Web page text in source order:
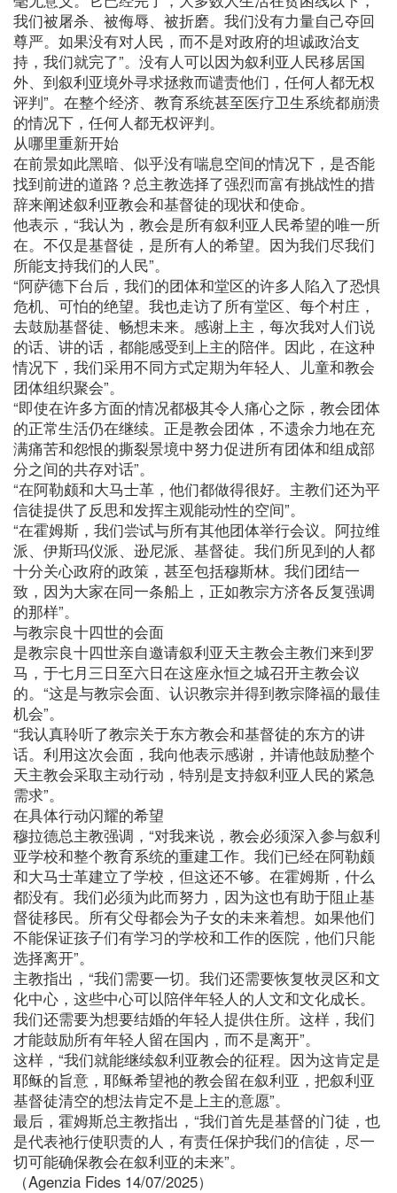
我们被屠杀、被侮辱、被折磨。我们没有力量自己夺回
尊严。如果没有对人民，而不是对政府的坦诚政治支
持，我们就完了”。没有人可以因为叙利亚人民移居国
外、到叙利亚境外寻求拯救而谴责他们，任何人都无权
评判”。在整个经济、教育系统甚至医疗卫生系统都崩溃
的情况下，任何人都无权评判。
从哪里重新开始
在前景如此黑暗、似乎没有喘息空间的情况下，是否能
找到前进的道路？总主教选择了强烈而富有挑战性的措
辞来阐述叙利亚教会和基督徒的现状和使命。
他表示，“我认为，教会是所有叙利亚人民希望的唯一所
在。不仅是基督徒，是所有人的希望。因为我们尽我们
所能支持我们的人民”。
“阿萨德下台后，我们的团体和堂区的许多人陷入了恐惧
危机、可怕的绝望。我也走访了所有堂区、每个村庄，
去鼓励基督徒、畅想未来。感谢上主，每次我对人们说
的话、讲的话，都能感受到上主的陪伴。因此，在这种
情况下，我们采用不同方式定期为年轻人、儿童和教会
团体组织聚会”。
“即使在许多方面的情况都极其令人痛心之际，教会团体
的正常生活仍在继续。正是教会团体，不遗余力地在充
满痛苦和怨恨的撕裂景境中努力促进所有团体和组成部
分之间的共存对话”。
“在阿勒颇和大马士革，他们都做得很好。主教们还为平
信徒提供了反思和发挥主观能动性的空间”。
“在霍姆斯，我们尝试与所有其他团体举行会议。阿拉维
派、伊斯玛仪派、逊尼派、基督徒。我们所见到的人都
十分关心政府的政策，甚至包括穆斯林。我们团结一
致，因为大家在同一条船上，正如教宗方济各反复强调
的那样”。
与教宗良十四世的会面
是教宗良十四世亲自邀请叙利亚天主教会主教们来到罗
马，于七月三日至六日在这座永恒之城召开主教会议
的。“这是与教宗会面、认识教宗并得到教宗降福的最佳
机会”。
“我认真聆听了教宗关于东方教会和基督徒的东方的讲
话。利用这次会面，我向他表示感谢，并请他鼓励整个
天主教会采取主动行动，特别是支持叙利亚人民的紧急
需求”。
在具体行动闪耀的希望
穆拉德总主教强调，“对我来说，教会必须深入参与叙利
亚学校和整个教育系统的重建工作。我们已经在阿勒颇
和大马士革建立了学校，但这还不够。在霍姆斯，什么
都没有。我们必须为此而努力，因为这也有助于阻止基
督徒移民。所有父母都会为子女的未来着想。如果他们
不能保证孩子们有学习的学校和工作的医院，他们只能
选择离开”。
主教指出，“我们需要一切。我们还需要恢复牧灵区和文
化中心，这些中心可以陪伴年轻人的人文和文化成长。
我们还需要为想要结婚的年轻人提供住所。这样，我们
才能鼓励所有年轻人留在国内，而不是离开”。
这样，“我们就能继续叙利亚教会的征程。因为这肯定是
耶稣的旨意，耶稣希望祂的教会留在叙利亚，把叙利亚
基督徒清空的想法肯定不是上主的意愿”。
最后，霍姆斯总主教指出，“我们首先是基督的门徒，也
是代表祂行使职责的人，有责任保护我们的信徒，尽一
切可能确保教会在叙利亚的未来”。
（Agenzia Fides 14/07/2025）